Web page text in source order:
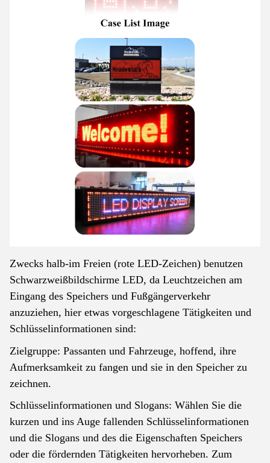
Zwecks halb-im Freien (rote LED-Zeichen) benutzen
Schwarzweißbildschirme LED, da Leuchtzeichen am
Eingang des Speichers und Fußgängerverkehr
anzuziehen, hier etwas vorgeschlagene Tätigkeiten und
Schlüsselinformationen sind:
Zielgruppe: Passanten und Fahrzeuge, hoffend, ihre
Aufmerksamkeit zu fangen und sie in den Speicher zu
zeichnen.
Schlüsselinformationen und Slogans: Wählen Sie die
kurzen und ins Auge fallenden Schlüsselinformationen
und die Slogans und des die Eigenschaften Speichers
oder die fördernden Tätigkeiten hervorheben. Zum